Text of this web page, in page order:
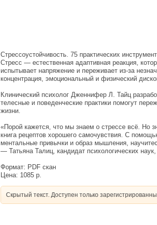
Стрессоустойчивость. 75 практических
Стресс — естественная адаптивная реакция,
испытывает напряжение и переживает из-за
концентрация, эмоциональный и физический
Клинический психолог Дженнифер Л. Тайц
телесные и поведенческие практики помогут
жизни.
«Порой кажется, что мы знаем о стрессе всё. Но
книга рецептов хорошего самочувствия. С
ментальные привычки и образ мышления,
— Татьяна Талиц, кандидат психологических
Формат: PDF скан
Цена: 1085 р.
Скрытый текст. Доступен только